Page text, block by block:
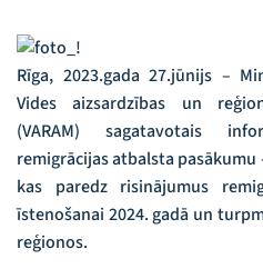
Rīga, 2023.gada 27.jūnijs –
Vides aizsardzības un
(VARAM) sagatavotais
remigrācijas atbalsta
kas paredz risinājumus
īstenošanai 2024. gadā un
reģionos.